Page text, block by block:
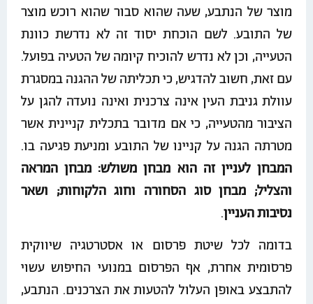
מוצר של הנתבע, שעה שהוא סבור שהוא רוכש מוצר
של התובע. לשם הוכחת יסוד זה לא נדרשת כוונת
הטעייה, וכן לא נדרש להוכיח קיומה של הטעיה בפועל.
עם זאת, חשוב להדגיש, כי תכליתה של ההגנה במסגרת
עוולת גניבת העין אינה צרכנית ואינה נועדה להגן על
הציבור מהטעייה, כי אם מדובר בתכלית קניינית אשר
מטרתה הגנה על קניינו של התובע ומניעת פגיעה בו.
המבחן לעניין זה הוא מבחן משולש: מבחן המראה
והצליל; מבחן סוג הסחורה וחוג הלקוחות; ושאר
נסיבות העניין.
בדומה לכל שיטת פרסום או אסטרטגיה שיווקית
פרסומית אחרת, אף הפרסום במנועי החיפוש עשוי
להתבצע באופן העלול להטעות את הצרכנים. הנתבע,